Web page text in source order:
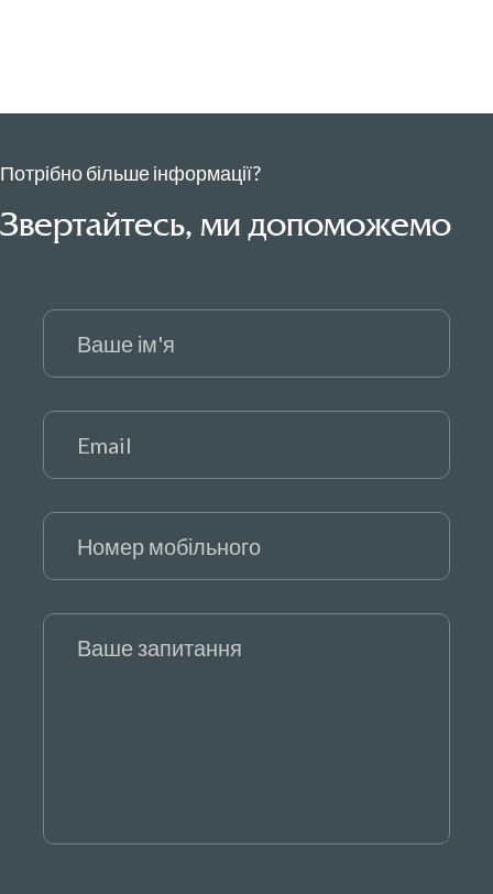
Потрібно більше інформації?
Звертайтесь, ми допоможемо